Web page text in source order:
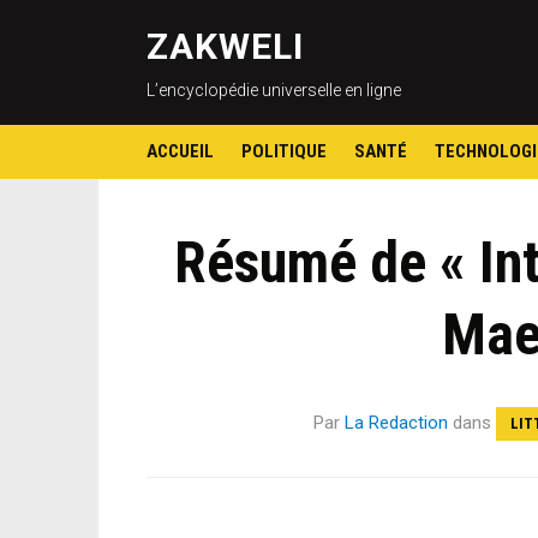
ZAKWELI
L’encyclopédie universelle en ligne
ACCUEIL POLITIQUE SANTÉ
Résumé de «
Par La Redaction dans